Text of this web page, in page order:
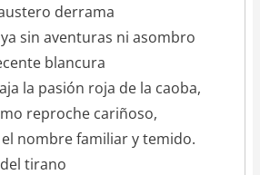
derrama
sin aventuras ni asombro
blancura
la pasión roja de la caoba,
reproche cariñoso,
nombre familiar y temido.
tirano